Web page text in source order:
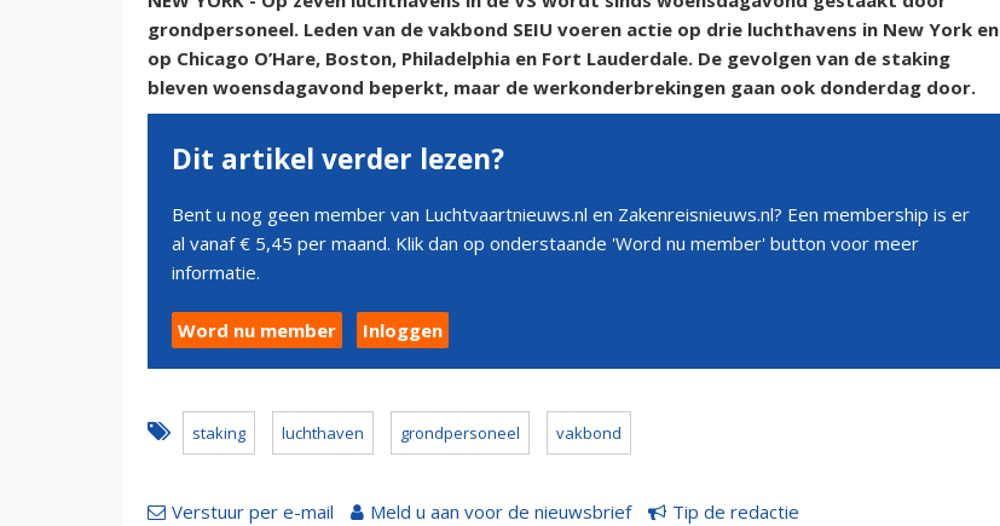
grondpersoneel. Leden van de vakbond SEIU voeren actie op drie luchthavens in New York en
op Chicago O’Hare, Boston, Philadelphia en Fort Lauderdale. De gevolgen van de staking
bleven woensdagavond beperkt, maar de werkonderbrekingen gaan ook donderdag door.
Dit artikel verder lezen?
Bent u nog geen member van Luchtvaartnieuws.nl en Zakenreisnieuws.nl? Een membership is er
al vanaf € 5,45 per maand. Klik dan op onderstaande 'Word nu member' button voor meer
informatie.
Word nu member Inloggen
staking luchthaven grondpersoneel vakbond
Verstuur per e-mail Meld u aan voor de nieuwsbrief Tip de redactie